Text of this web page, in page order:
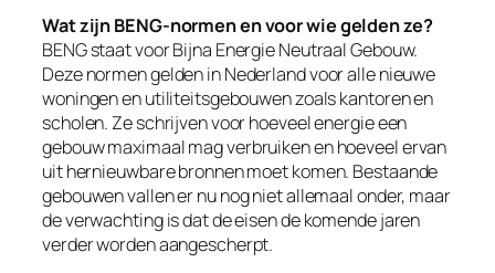
Wat zijn BENG-normen en voor wie gelden ze?
BENG staat voor Bijna Energie Neutraal Gebouw.
Deze normen gelden in Nederland voor alle nieuwe
woningen en utiliteitsgebouwen zoals kantoren en
scholen. Ze schrijven voor hoeveel energie een
gebouw maximaal mag verbruiken en hoeveel ervan
uit hernieuwbare bronnen moet komen. Bestaande
gebouwen vallen er nu nog niet allemaal onder, maar
de verwachting is dat de eisen de komende jaren
verder worden aangescherpt.